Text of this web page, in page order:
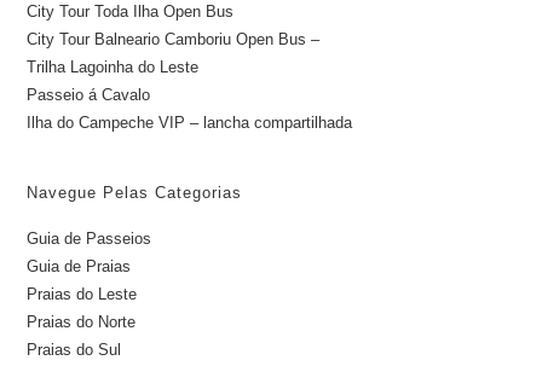
City Tour Toda Ilha Open Bus
City Tour Balneario Camboriu Open Bus –
Trilha Lagoinha do Leste
Passeio á Cavalo
Ilha do Campeche VIP – lancha compartilhada
Navegue Pelas Categorias
Guia de Passeios
Guia de Praias
Praias do Leste
Praias do Norte
Praias do Sul